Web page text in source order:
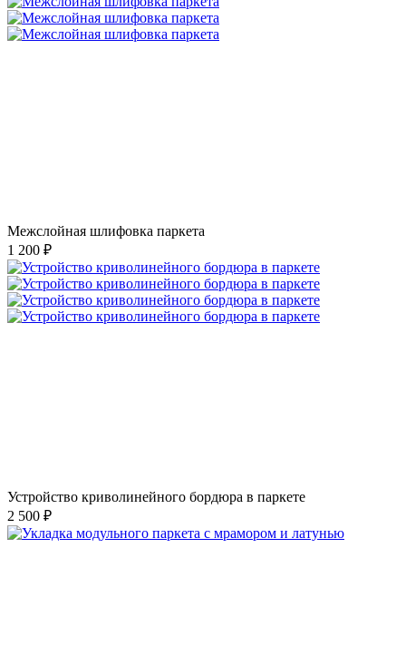
Межслойная шлифовка паркета
1 200 ₽
Устройство криволинейного бордюра в паркете
2 500 ₽